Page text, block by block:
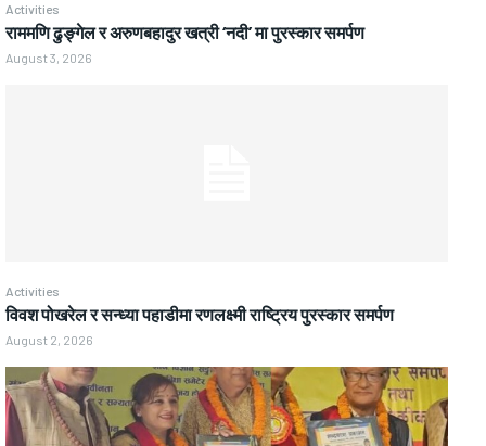
Activities
राममणि ढुङ्गेल र अरुणबहादुर खत्री ‘नदी’ मा पुरस्कार समर्पण
August 3, 2026
Activities
विवश पोखरेल र सन्ध्या पहाडीमा रणलक्ष्मी राष्ट्रिय पुरस्कार समर्पण
August 2, 2026